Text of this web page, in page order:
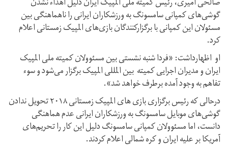
گوشی‌های کمپانی سامسونگ به ورزشکاران ایرانی را ناهماهنگی بین
مسئولان این کمپانی با برگزارکنندگان بازی‌های المپیک زمستانی اعلام
کرد.
او اظهارداشت: «فردا شنبه نشستی بین مسئوولان کمیته ملی المپیک
ایران و مدیران اجرایی کمیته بین المللی المپیک برگزار می‌شود و سوء
تفاهم به وجود آمده برطرف خواهد شد».
درحالی که رئیس برگزاری بازی های المپیک زمستانی ۲۰۱۸ تحویل ندادن
گوشی‌های موبایل سامسونگ به ورزشکاران ایرانی عدم هماهنگی
دانست، اما مسئوولان کمپانی سامسونگ دلیل این کار را تحریم‌های
آمریکا بر علیه ایران و کره شمالی اعلام کردند.